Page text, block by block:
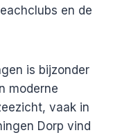
en de
is bijzonder
moderne
vaak in
Dorp vind